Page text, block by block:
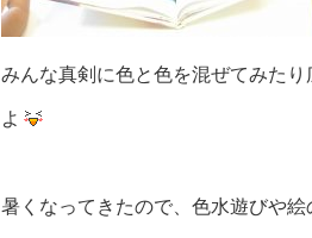
みんな真剣に色と色を混ぜてみた
よ
暑くなってきたので、色水遊びや